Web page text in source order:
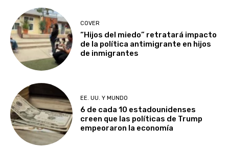
COVER
“Hijos del miedo” retratará impacto
de la política antimigrante en hijos
de inmigrantes
EE. UU. Y MUNDO
6 de cada 10 estadounidenses
creen que las políticas de Trump
empeoraron la economía